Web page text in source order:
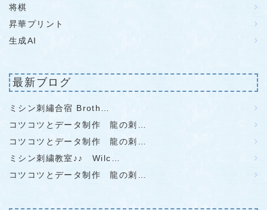
将棋
昇華プリント
生成AI
最新ブログ
ミシン刺繡合宿 Broth…
コツコツとデータ制作 龍の刺…
コツコツとデータ制作 龍の刺…
ミシン刺繍教室♪♪ Wilc…
コツコツとデータ制作 龍の刺…